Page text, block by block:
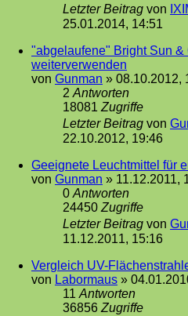
Letzter Beitrag von
25.01.2014, 14:51
"abgelaufene" Bright Sun &
weiterverwenden
von Gunman » 08.10.2012,
2 Antworten
18081 Zugriffe
Letzter Beitrag von
22.10.2012, 19:46
Geeignete Leuchtmittel für
von Gunman » 11.12.2011,
0 Antworten
24450 Zugriffe
Letzter Beitrag von
11.12.2011, 15:16
Vergleich UV-
von Labormaus »
11 Antworten
36856 Zugriffe